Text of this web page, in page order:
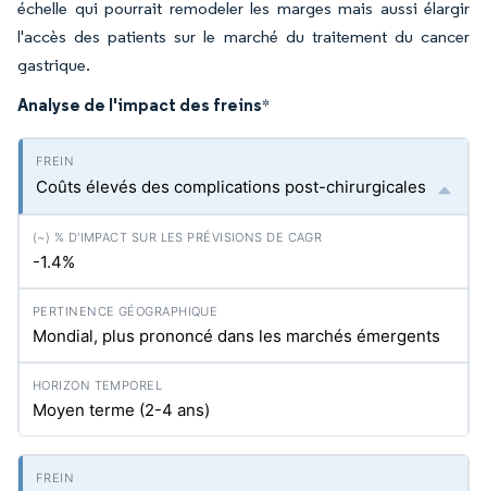
échelle qui pourrait remodeler les marges mais aussi élargir
l'accès des patients sur le marché du traitement du cancer
gastrique.
Analyse de l'impact des freins*
Coûts élevés des complications post-chirurgicales
-1.4%
Mondial, plus prononcé dans les marchés émergents
Moyen terme (2-4 ans)